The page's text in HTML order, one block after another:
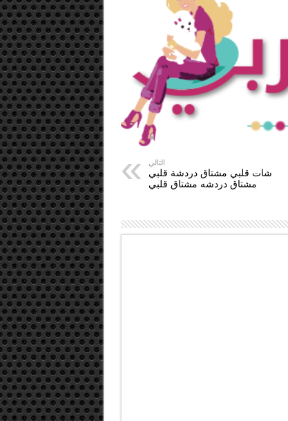
التالي
شات قلبي مشتاق دردشة قلبي
مشتاق دردشه مشتاق قلبي